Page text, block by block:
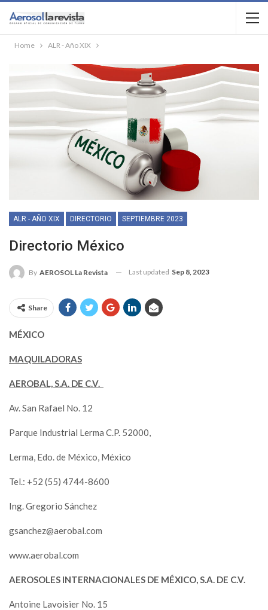
Home ALR - Año XIX
ALR - AÑO XIX DIRECTORIO SEPTIEMBRE 2023
Directorio México
By AEROSOL La Revista Last updated Sep 8, 2023
Share
MÉXICO
MAQUILADORAS
AEROBAL, S.A. DE C.V.
Av. San Rafael No. 12
Parque Industrial Lerma C.P. 52000,
Lerma, Edo. de México, México
Tel.: +52 (55) 4744-8600
Ing. Gregorio Sánchez
gsanchez@aerobal.com
www.aerobal.com
AEROSOLES INTERNACIONALES DE MÉXICO, S.A. DE C.V.
Antoine Lavoisier No. 15